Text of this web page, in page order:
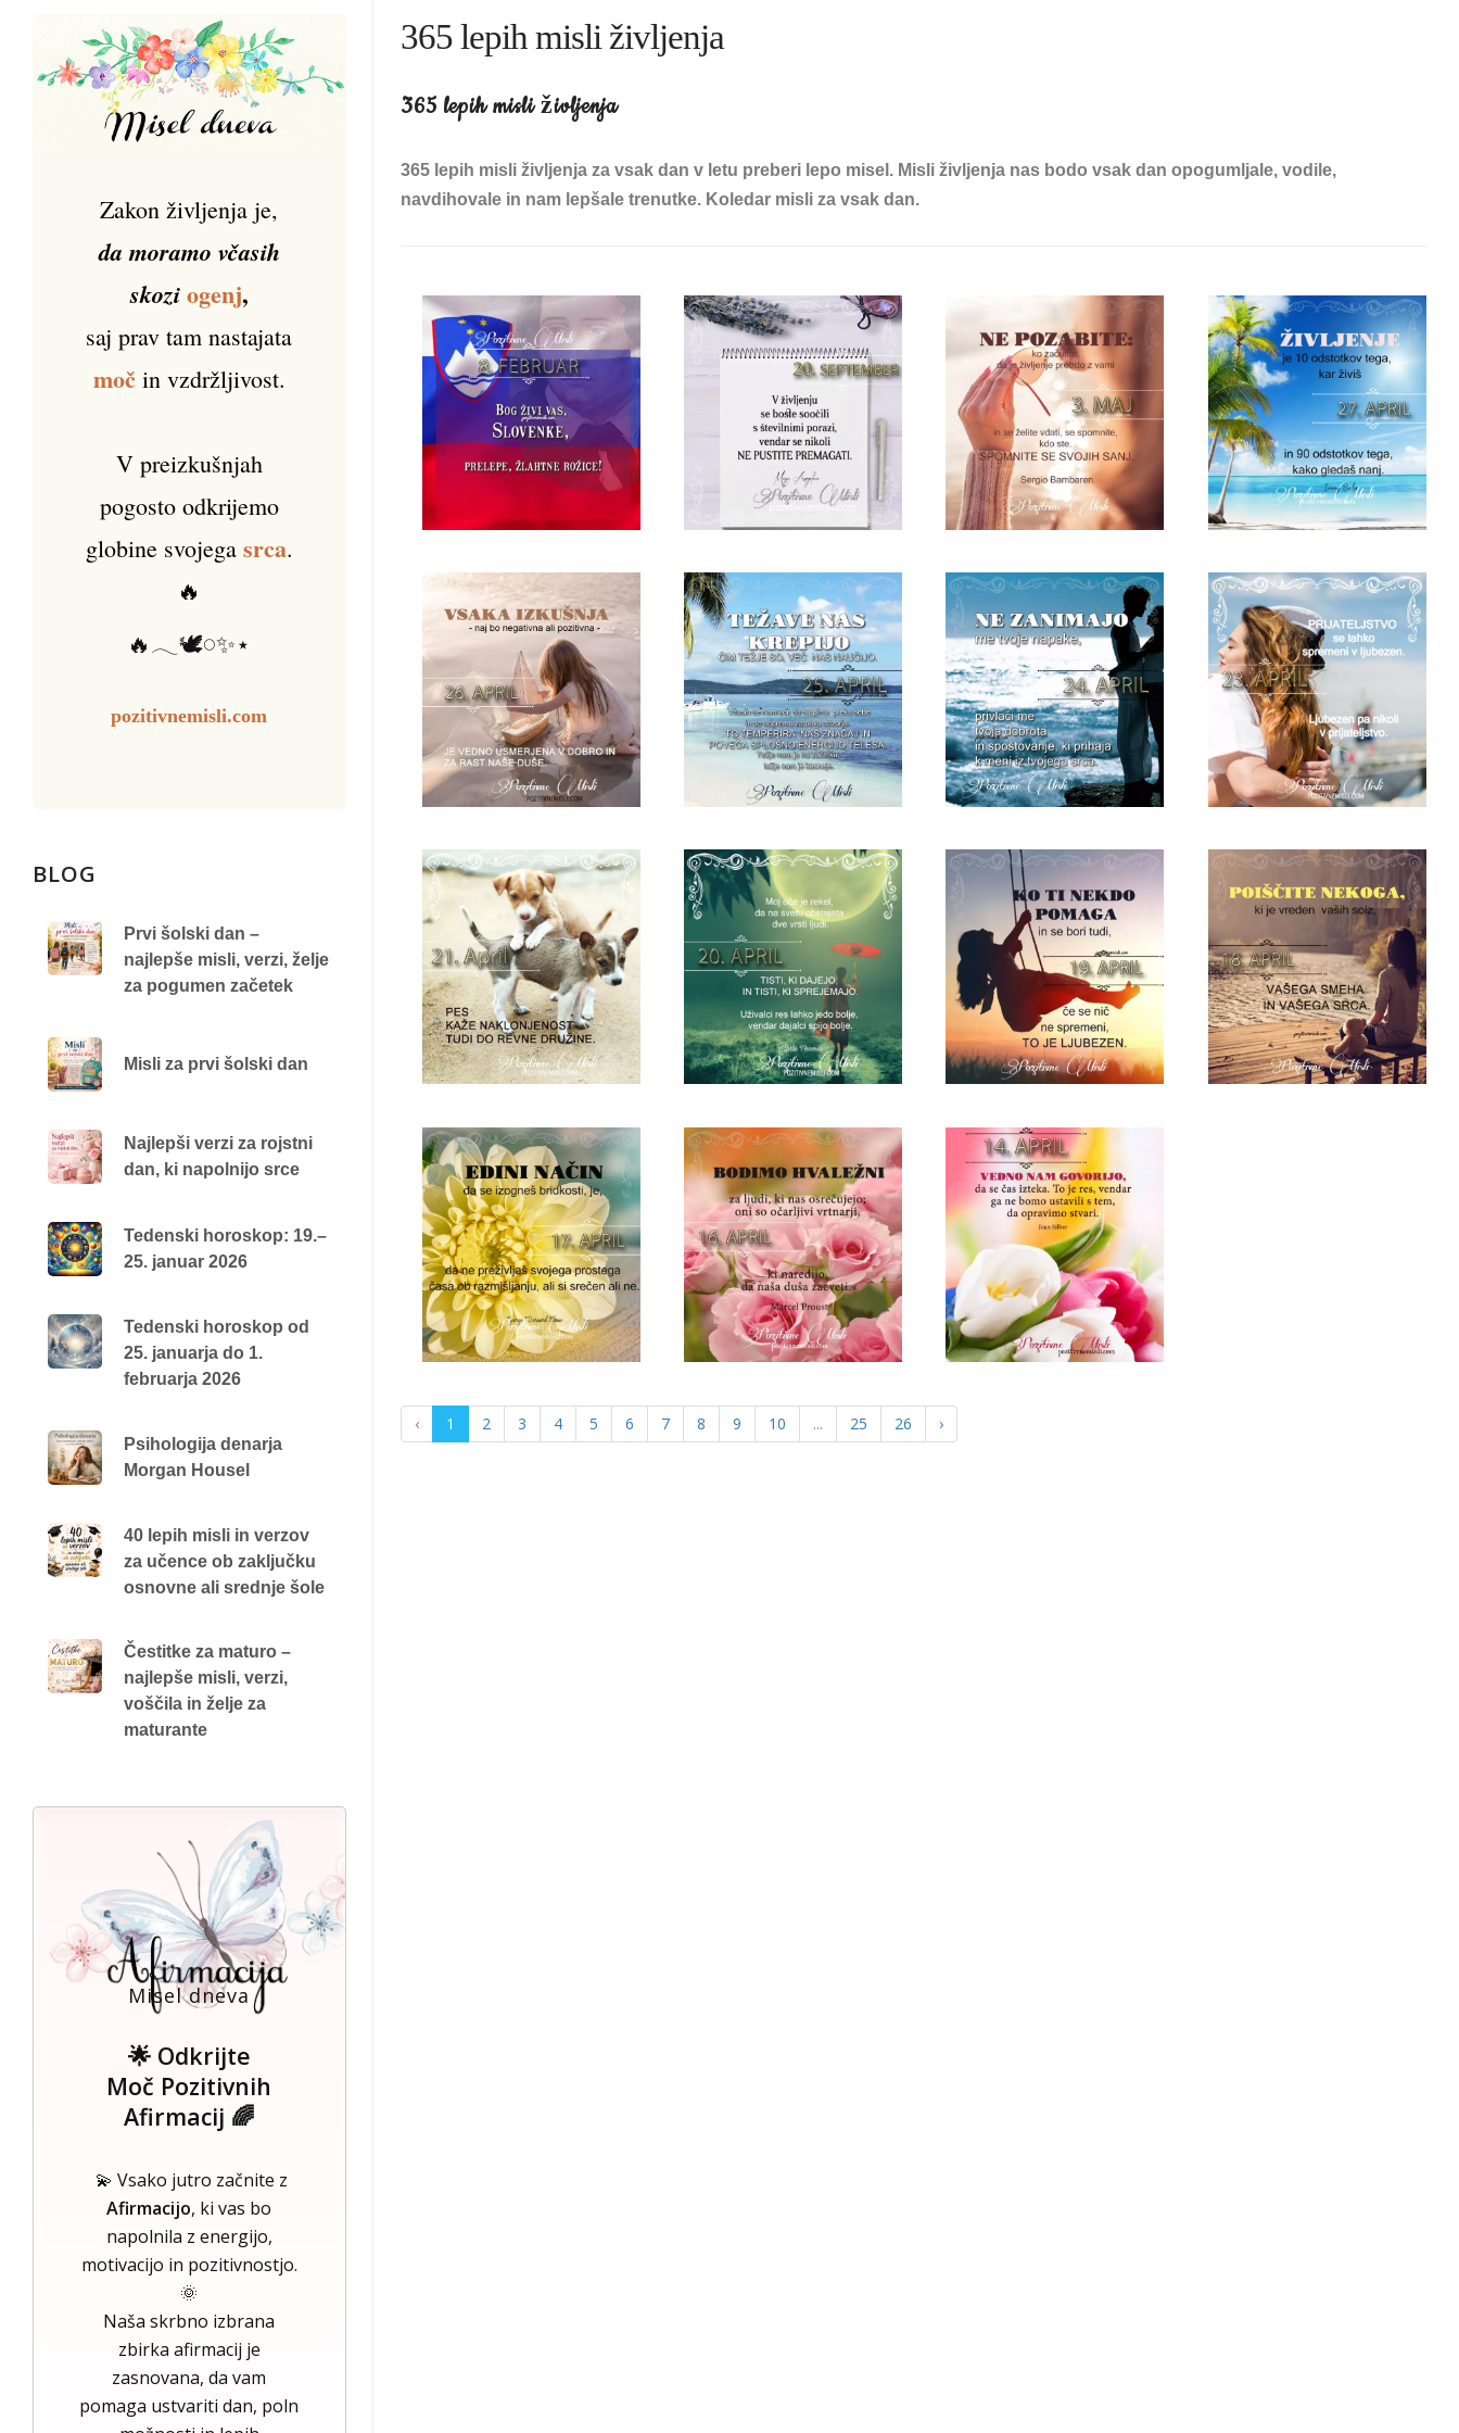
365 lepih misli življenja
365 lepih misli življenja
365 lepih misli življenja za vsak dan v letu preberi lepo misel. Misli življenja nas bodo vsak dan opogumljale, vodile,
navdihovale in nam lepšale trenutke. Koledar misli za vsak dan.
‹ 1 2 3 4 5 6 7 8 9 10 ... 25 26 ›
Zakon življenja je,
da moramo včasih
skozi ogenj,
saj prav tam nastajata
močin vzdržljivost.
V preizkušnjah
pogosto odkrijemo
globine svojega srca.
🔥
🔥𓂃🕊️𓏸✨⋆
pozitivnemisli.com
BLOG
Prvi šolski dan –
najlepše misli, verzi, želje
za pogumen začetek
Misli za prvi šolski dan
Najlepši verzi za rojstni
dan, ki napolnijo srce
Tedenski horoskop: 19.–
25. januar 2026
Tedenski horoskop od
25. januarja do 1.
februarja 2026
Psihologija denarja
Morgan Housel
40 lepih misli in verzov
za učence ob zaključku
osnovne ali srednje šole
Čestitke za maturo –
najlepše misli, verzi,
voščila in želje za
maturante
Misel dneva
🌟 Odkrijte
Moč Pozitivnih
Afirmacij 🌈
💫 Vsako jutro začnite z
Afirmacijo, ki vas bo
napolnila z energijo,
motivacijo in pozitivnostjo.
🌞
Naša skrbno izbrana
zbirka afirmacij je
zasnovana, da vam
pomaga ustvariti dan, poln